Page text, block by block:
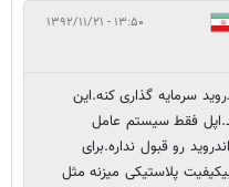
۱۳:۵۰ - ۱۳۹۲/۱۱/۲۱
سرمایه گذاری کنه.این
فقط سیستم عامل
رو قبول نداره.برای
پلاستیکی میزنه مثل